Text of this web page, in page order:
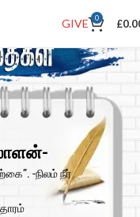
GIVE 0 £
-நிலம் நீர்